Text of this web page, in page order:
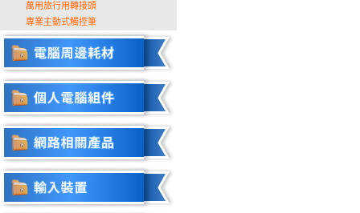
萬用旅行用轉接頭
專業主動式觸控筆